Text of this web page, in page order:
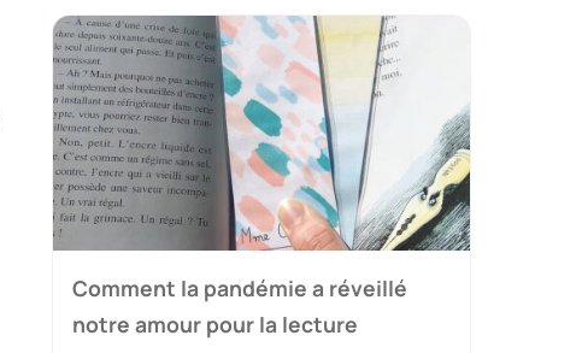
Comment la pandémie a réveillé
notre amour pour la lecture